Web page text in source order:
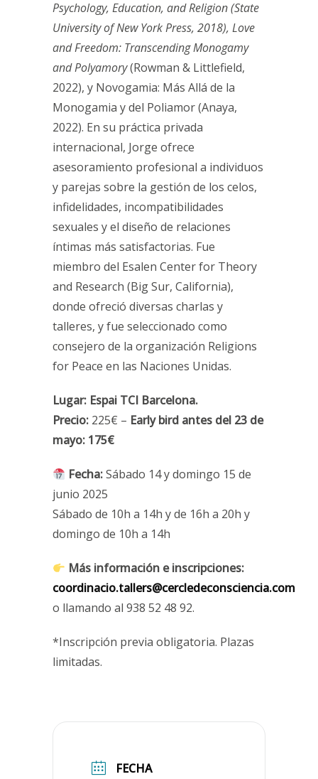
Psychology, Education, and Religion (State
University of New York Press, 2018), Love
and Freedom: Transcending Monogamy
and Polyamory(Rowman & Littlefield,
2022), y Novogamia: Más Allá de la
Monogamia y del Poliamor (Anaya,
2022). En su práctica privada
internacional, Jorge ofrece
asesoramiento profesional a individuos
y parejas sobre la gestión de los celos,
infidelidades, incompatibilidades
sexuales y el diseño de relaciones
íntimas más satisfactorias. Fue
miembro del Esalen Center for Theory
and Research (Big Sur, California),
donde ofreció diversas charlas y
talleres, y fue seleccionado como
consejero de la organización Religions
for Peace en las Naciones Unidas.
Lugar: Espai TCI Barcelona.
Precio: 225€ – Early bird antes del 23 de
mayo: 175€
Fecha:Sábado 14 y domingo 15 de
junio 2025
Sábado de 10h a 14h y de 16h a 20h y
domingo de 10h a 14h
Más información e inscripciones:
coordinacio.tallers@cercledeconsciencia.com
o llamando al 938 52 48 92.
*Inscripción previa obligatoria. Plazas
limitadas.
FECHA